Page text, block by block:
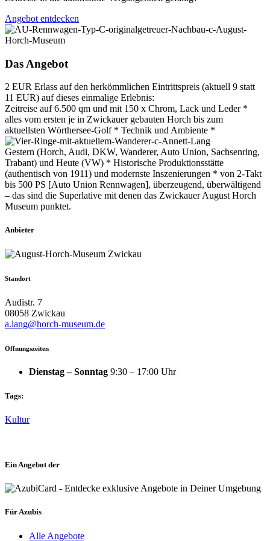
Angebot entdecken
Das Angebot
2 EUR Erlass auf den herkömmlichen Eintrittspreis (aktuell 9 statt
11 EUR) auf dieses einmalige Erlebnis:
Zeitreise auf 6.500 qm und mit 150 x Chrom, Lack und Leder *
alles vom ersten je in Zwickauer gebauten Horch bis zum
aktuellsten Wörthersee-Golf * Technik und Ambiente *
Gestern (Horch, Audi, DKW, Wanderer, Auto Union, Sachsenring,
Trabant) und Heute (VW) * Historische Produktionsstätte
(authentisch von 1911) und modernste Inszenierungen * von 2-Takt
bis 500 PS [Auto Union Rennwagen], überzeugend, überwältigend
– das sind die Superlative mit denen das Zwickauer August Horch
Museum punktet.
Anbieter
Standort
Audistr. 7
08058 Zwickau
a.lang@horch-museum.de
Öffnungszeiten
Dienstag – Sonntag 9:30 – 17:00 Uhr
Tags:
Kultur
Ein Angebot der
Für Azubis
Alle Angebote